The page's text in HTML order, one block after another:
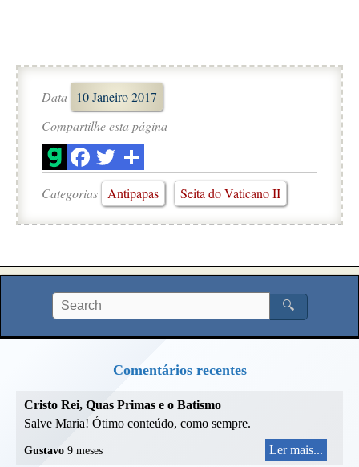
Data
10 Janeiro 2017
Compartilhe esta página
Categorias Antipapas Seita do Vaticano II
🔍
Comentários recentes
Cristo Rei, Quas Primas e o Batismo
Salve Maria! Ótimo conteúdo, como sempre.
Gustavo 9 meses Ler mais...